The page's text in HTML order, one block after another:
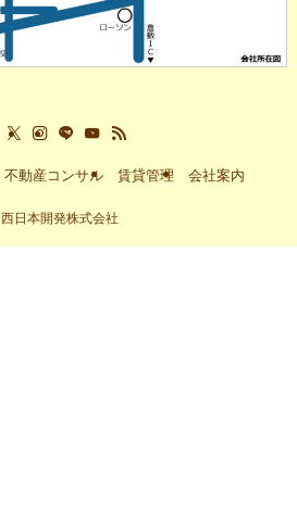
不動産コンサル 賃貸管理 会社案内
西日本開発株式会社